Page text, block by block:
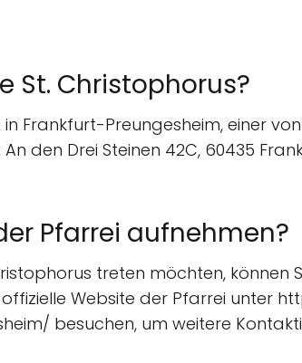
St. Christophorus?
Frankfurt-Preungesheim, einer
den Drei Steinen 42C, 60435
Pfarrei aufnehmen?
treten möchten, können
Website der Pfarrei unter
besuchen, um weitere